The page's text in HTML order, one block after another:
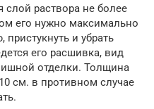
раствора не более
его нужно максимально
и убрать
его расшивка, вид
отделки. Толщина
см. в противном случае